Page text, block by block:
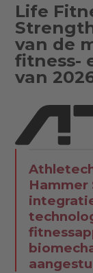
Life
van de
fitness-
van